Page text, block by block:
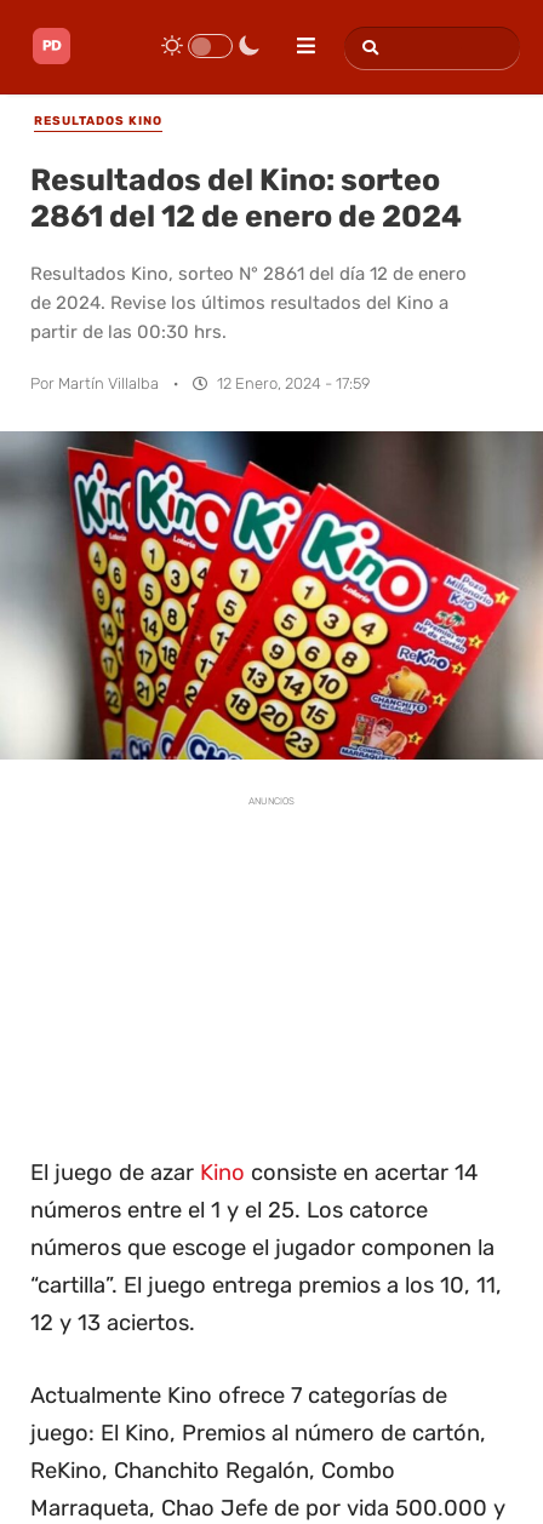
RESULTADOS KINO
Resultados del Kino: sorteo
2861 del 12 de enero de 2024
Resultados Kino, sorteo N° 2861 del día 12 de enero
de 2024. Revise los últimos resultados del Kino a
partir de las 00:30 hrs.
Por Martín Villalba · 12 Enero, 2024 - 17:59
ANUNCIOS
El juego de azar Kino consiste en acertar 14
números entre el 1 y el 25. Los catorce
números que escoge el jugador componen la
“cartilla”. El juego entrega premios a los 10, 11,
12 y 13 aciertos.
Actualmente Kino ofrece 7 categorías de
juego: El Kino, Premios al número de cartón,
ReKino, Chanchito Regalón, Combo
Marraqueta, Chao Jefe de por vida 500.000 y